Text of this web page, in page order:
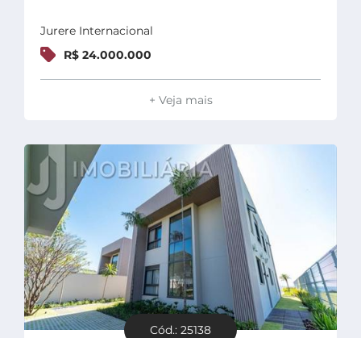
Jurere Internacional
R$ 24.000.000
+ Veja mais
Cód.: 25138